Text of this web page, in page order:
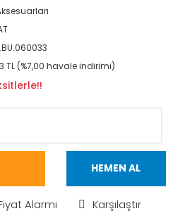
TL (%7,00 havale indirimi)
HEMEN AL
Alarmı Karşılaştır